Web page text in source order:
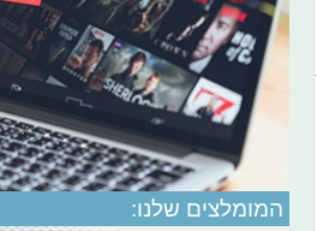
המומלצים שלנו: